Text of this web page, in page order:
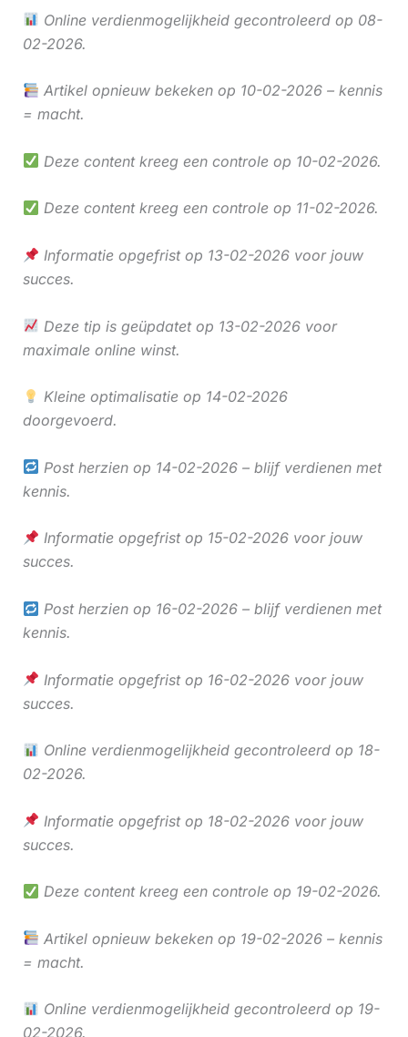
Online verdienmogelijkheid gecontroleerd op 08-
02-2026.
Artikel opnieuw bekeken op 10-02-2026 – kennis
= macht.
Deze content kreeg een controle op 10-02-2026.
Deze content kreeg een controle op 11-02-2026.
Informatie opgefrist op 13-02-2026 voor jouw
succes.
Deze tip is geüpdatet op 13-02-2026 voor
maximale online winst.
Kleine optimalisatie op 14-02-2026
doorgevoerd.
Post herzien op 14-02-2026 – blijf verdienen met
kennis.
Informatie opgefrist op 15-02-2026 voor jouw
succes.
Post herzien op 16-02-2026 – blijf verdienen met
kennis.
Informatie opgefrist op 16-02-2026 voor jouw
succes.
Online verdienmogelijkheid gecontroleerd op 18-
02-2026.
Informatie opgefrist op 18-02-2026 voor jouw
succes.
Deze content kreeg een controle op 19-02-2026.
Artikel opnieuw bekeken op 19-02-2026 – kennis
= macht.
Online verdienmogelijkheid gecontroleerd op 19-
02-2026.